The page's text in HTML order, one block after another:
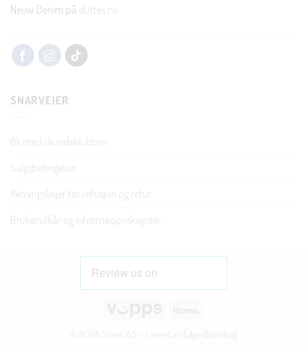
Neuw Denim på duttes.no
SNARVEIER
Bli med i kundeklubben
Salgsbetingelser
Retningslinjer for refusjon og retur
Brukervilkår og informasjonskapsler
Edge Branding